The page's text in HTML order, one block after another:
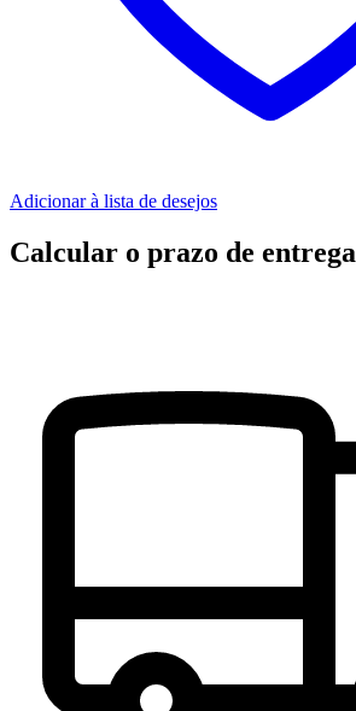
Adicionar à lista de desejos
Calcular o prazo de entrega